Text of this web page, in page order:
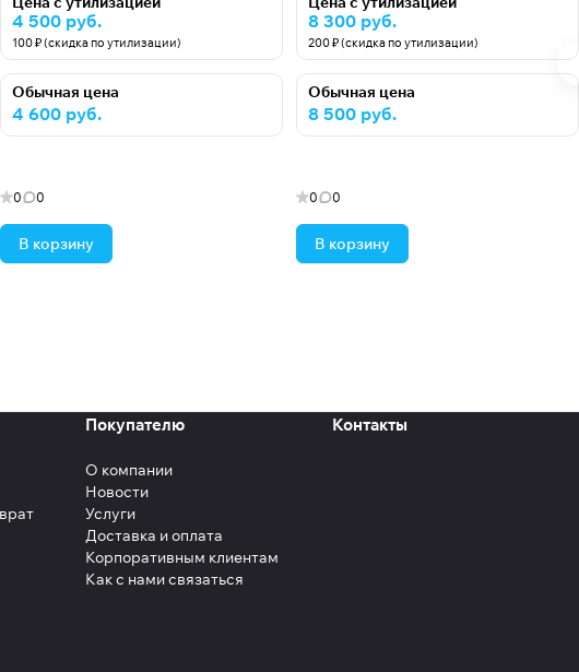
4 500 руб.
100 ₽ (скидка по утилизации)
Обычная цена
4 600 руб.
0 0
В корзину
8 300 руб.
200 ₽ (скидка по утилизации)
Обычная цена
8 500 руб.
0 0
В корзину
Покупателю
О компании
Новости
Услуги
Доставка и оплата
Корпоративным клиентам
Как с нами связаться
Контакты